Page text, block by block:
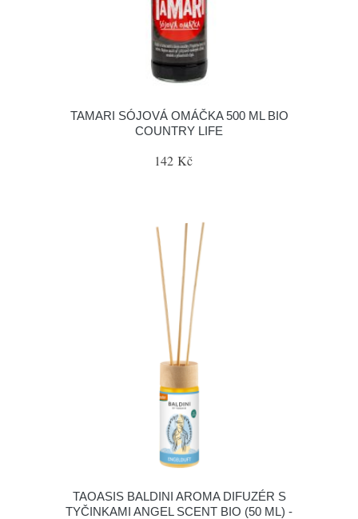
TAMARI SÓJOVÁ OMÁČKA 500 ML BIO
COUNTRY LIFE
142 Kč
TAOASIS BALDINI AROMA DIFUZÉR S
TYČINKAMI ANGEL SCENT BIO (50 ML) -